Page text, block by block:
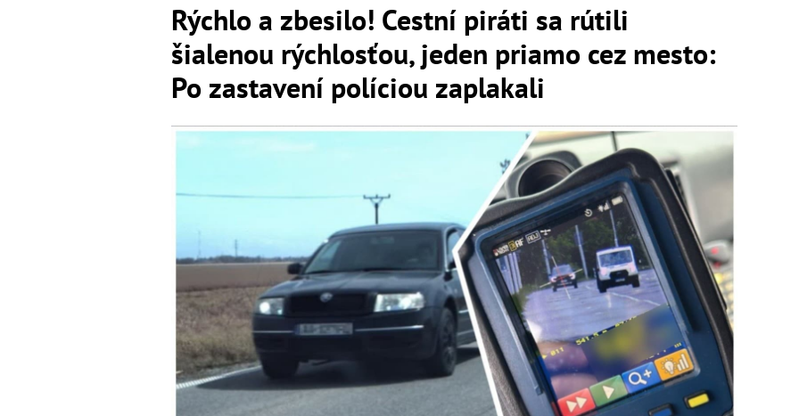
Rýchlo a zbesilo! Cestní piráti sa rútili
šialenou rýchlosťou, jeden priamo cez mesto:
Po zastavení políciou zaplakali